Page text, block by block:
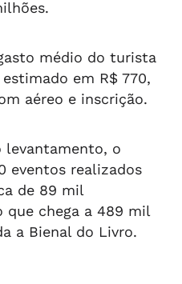
médio do turista
em R$ 770,
aéreo e inscrição.
levantamento, o
eventos realizados
de 89 mil
que chega a 489 mil
a Bienal do Livro.